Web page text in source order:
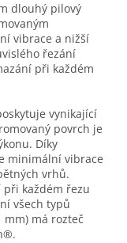
dlouhý pilový
vibrace a nižší
řezání
při každém
vynikající
povrch je
Díky
minimální vibrace
vrhů.
každém řezu
všech typů
má rozteč